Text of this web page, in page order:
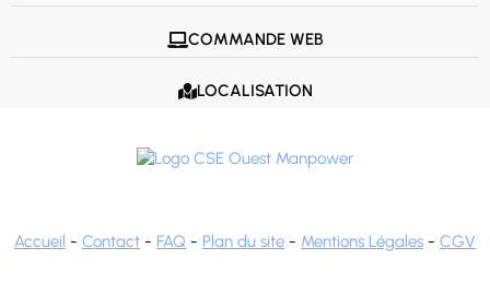
COMMANDE WEB
LOCALISATION
Accueil - Contact - FAQ - Plan du site - Mentions Légales - CGV